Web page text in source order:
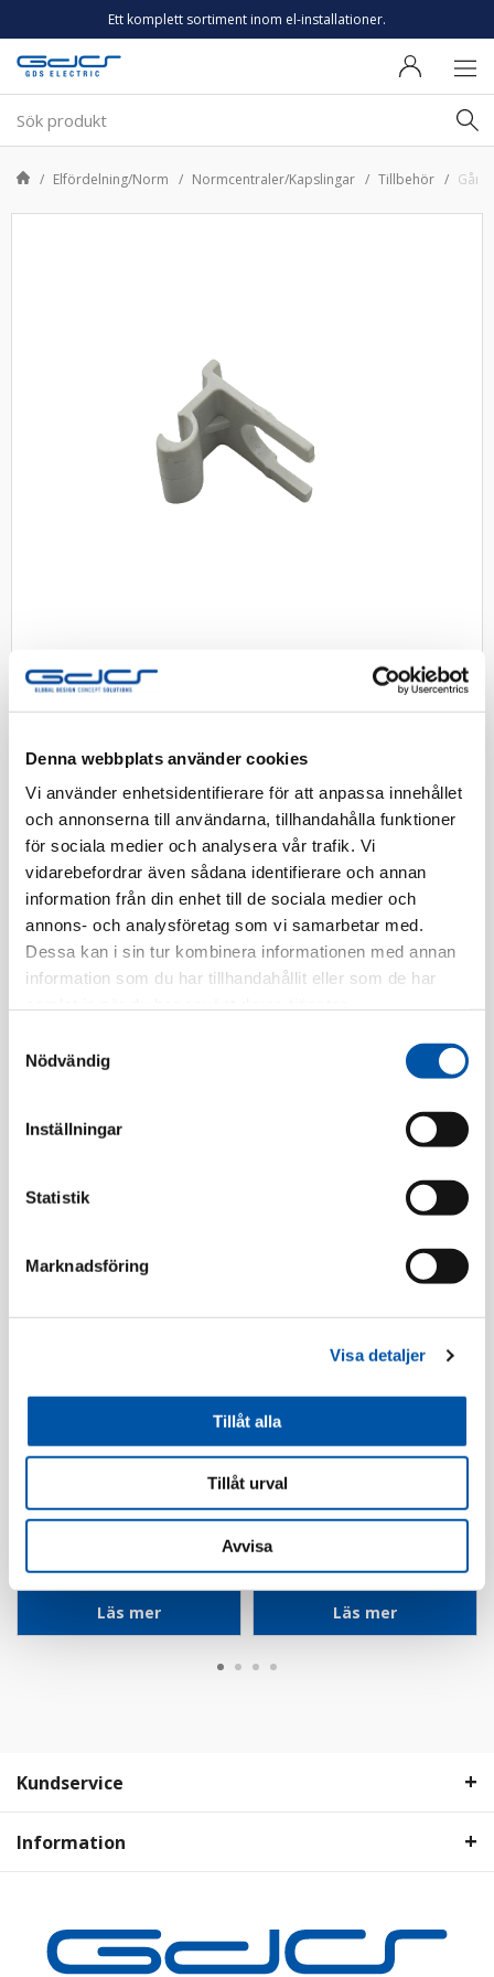
Denna webbplats använder cookies
Vi använder enhetsidentifierare för att anpassa innehållet
och annonserna till användarna, tillhandahålla funktioner
för sociala medier och analysera vår trafik. Vi
vidarebefordrar även sådana identifierare och annan
information från din enhet till de sociala medier och
annons- och analysföretag som vi samarbetar med.
Dessa kan i sin tur kombinera informationen med annan
information som du har tillhandahållit eller som de har
Nödvändig
Inställningar
Statistik
Marknadsföring
Visa detaljer
Tillåt alla
Tillåt urval
Avvisa
Ett komplett sortiment inom el-installationer.
Elfördelning/Norm Normcentraler/Kapslingar Tillbehör
Gångjärn till GDS Elcentral
Reservdel gångjärn till dörren på GDS Elcentral (behövs
2st per central)
2507129
Finns i lager
Beskrivning
GDS Electric
Läs mer
GDS Electric
Läs mer
Kundservice
Information